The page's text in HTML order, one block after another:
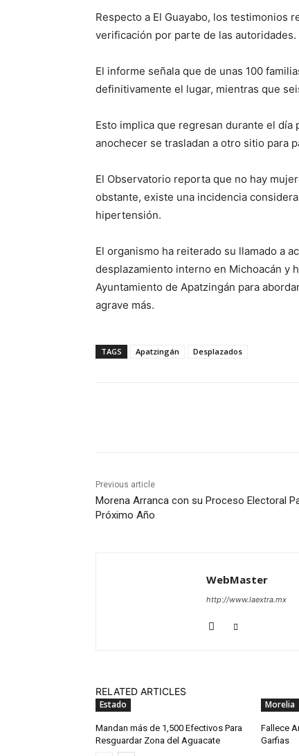
Respecto a El Guayabo, los testimonios
verificación por parte de las autoridades.
El informe señala que de unas 100
definitivamente el lugar, mientras que
Esto implica que regresan durante el día
anochecer se trasladan a otro sitio para
El Observatorio reporta que no hay
obstante, existe una incidencia
hipertensión.
El organismo ha reiterado su llamado a
desplazamiento interno en Michoacán y
Ayuntamiento de Apatzingán para
agrave más.
TAGS Apatzingán Desplazados
Previous article
Morena Arranca con su Proceso Electoral
Próximo Año
WebMaster
http://www.laextra.mx
RELATED ARTICLES
Estado
Mandan más de 1,500 Efectivos Para
Resguardar Zona del Aguacate
Morelia
Fallece
Garfias